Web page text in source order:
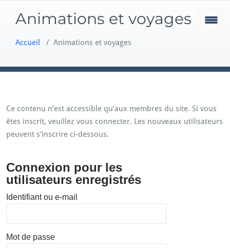
Animations et voyages
Accueil / Animations et voyages
Ce contenu n’est accessible qu’aux membres du site. Si vous
êtes inscrit, veuillez vous connecter. Les nouveaux utilisateurs
peuvent s'inscrire ci-dessous.
Connexion pour les
utilisateurs enregistrés
Identifiant ou e-mail
Mot de passe